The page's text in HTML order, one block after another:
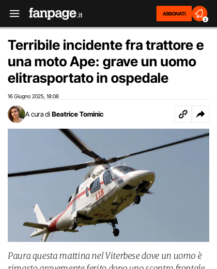
ABBONATI
2
Terribile incidente fra trattore e
una moto Ape: grave un uomo
elitrasportato in ospedale
16 Giugno 2025 18:08
A cura di Beatrice Tominic
Paura questa mattina nel Viterbese dove un uomo è